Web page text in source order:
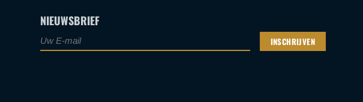
NIEUWSBRIEF